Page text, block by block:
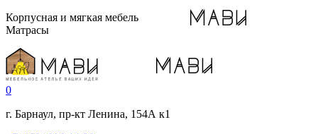
Корпусная и мягкая мебель
Матрасы
0
г. Барнаул, пр-кт Ленина, 154А к1